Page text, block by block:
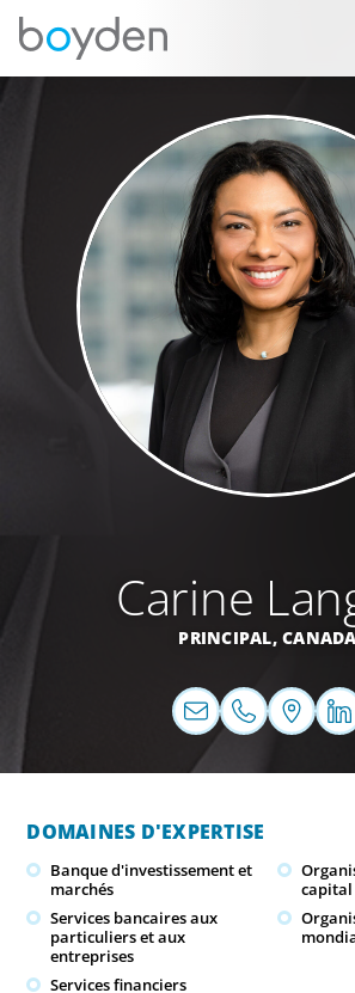
Carine
PRINCIPAL,CANADA
DOMAINES D'EXPERTISE
Banque d'investissement et
marchés
Services bancaires aux
particuliers et aux
entreprises
Services financiers